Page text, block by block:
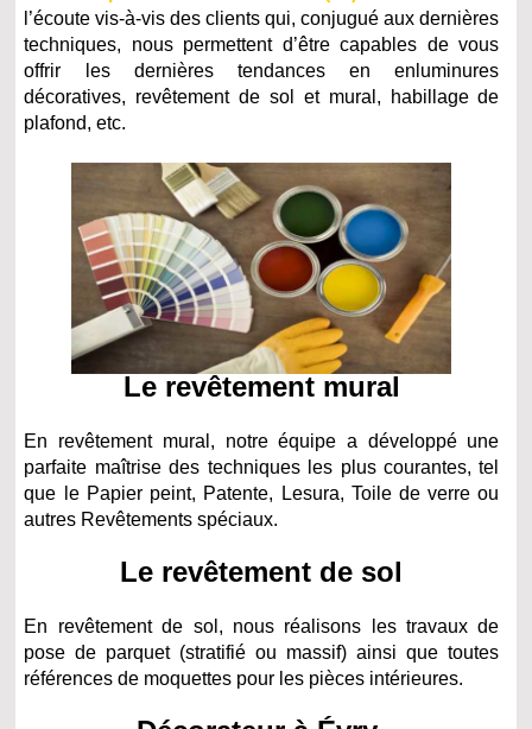
l’écoute vis-à-vis des clients qui, conjugué aux dernières
techniques, nous permettent d’être capables de vous
offrir les dernières tendances en enluminures
décoratives, revêtement de sol et mural, habillage de
plafond, etc.
Le revêtement mural
En revêtement mural, notre équipe a développé une
parfaite maîtrise des techniques les plus courantes, tel
que le Papier peint, Patente, Lesura, Toile de verre ou
autres Revêtements spéciaux.
Le revêtement de sol
En revêtement de sol, nous réalisons les travaux de
pose de parquet (stratifié ou massif) ainsi que toutes
références de moquettes pour les pièces intérieures.